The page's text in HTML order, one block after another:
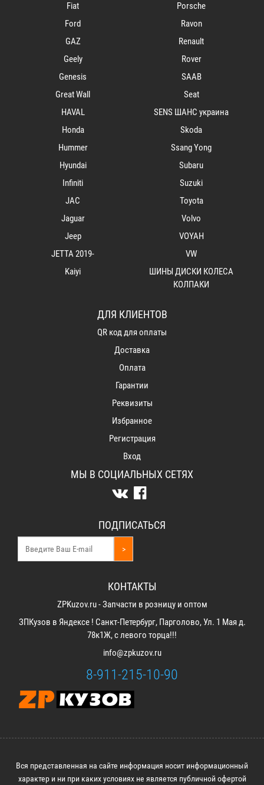
Fiat
Ford
GAZ
Geely
Genesis
Great Wall
HAVAL
Honda
Hummer
Hyundai
Infiniti
JAC
Jaguar
Jeep
JETTA 2019-
Kaiyi
Porsche
Ravon
Renault
Rover
SAAB
Seat
SENS ШАНС украина
Skoda
Ssang Yong
Subaru
Suzuki
Toyota
Volvo
VOYAH
VW
ШИНЫ ДИСКИ КОЛЕСА
КОЛПАКИ
ДЛЯ КЛИЕНТОВ
QR код для оплаты
Доставка
Оплата
Гарантии
Реквизиты
Избранное
Регистрация
Вход
МЫ В СОЦИАЛЬНЫХ СЕТЯХ
ПОДПИСАТЬСЯ
>
КОНТАКТЫ
ZPKuzov.ru - Запчасти в розницу и оптом
ЗПКузов в Яндексе ! Санкт-Петербург, Парголово, Ул. 1 Мая д.
78к1Ж, с левого торца!!!
info@zpkuzov.ru
8-911-215-10-90
Вся представленная на сайте информация носит информационный
характер и ни при каких условиях не является публичной офертой